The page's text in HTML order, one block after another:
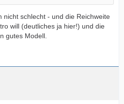
nicht schlecht - und die Reichweite
will (deutliches ja hier!) und die
gutes Modell.